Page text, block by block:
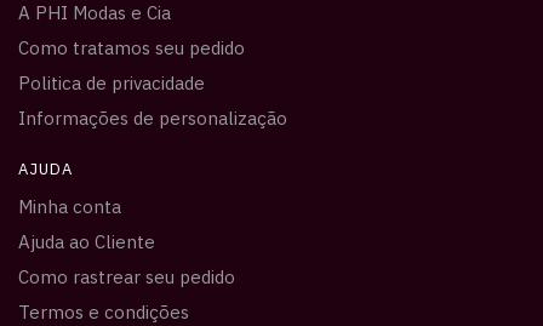
A PHI Modas e Cia
Como tratamos seu pedido
Politica de privacidade
Informações de personalização
AJUDA
Minha conta
Ajuda ao Cliente
Como rastrear seu pedido
Termos e condições